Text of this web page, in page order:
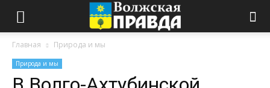
Главная Природа и мы
Природа и мы